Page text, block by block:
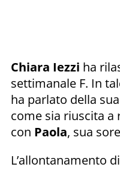
Chiara Iezzi ha
settimanale F. In
ha parlato della
come sia riuscita
con Paola, sua
L’allontanamento